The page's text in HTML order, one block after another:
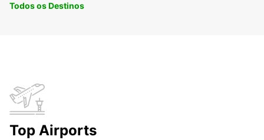
Todos os Destinos
Top Airports